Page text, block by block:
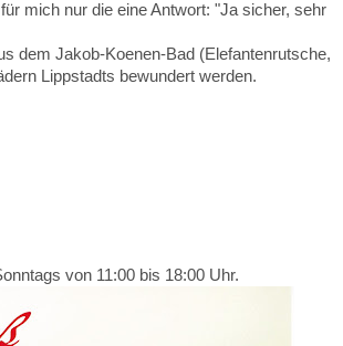
mich nur die eine Antwort: "Ja sicher, sehr
dem Jakob-Koenen-Bad (Elefantenrutsche,
Lippstadts bewundert werden.
von 11:00 bis 18:00 Uhr.